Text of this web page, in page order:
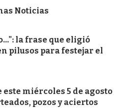
Noticias
la frase que eligió
pilusos para festejar el
este miércoles 5 de agosto
pozos y aciertos